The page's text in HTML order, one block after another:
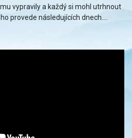
vypravily a každý si mohl utrhnout
provede následujících dnech....